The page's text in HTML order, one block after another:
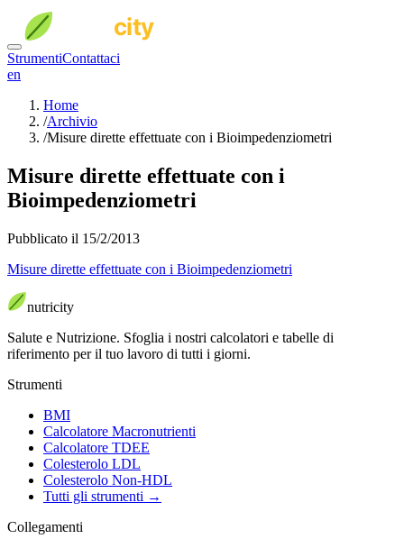
StrumentiContattaci
en
Home
/Archivio
/Misure dirette effettuate con i Bioimpedenziometri
Misure dirette effettuate con i
Bioimpedenziometri
Pubblicato il 15/2/2013
Misure dirette effettuate con i Bioimpedenziometri
nutricity
Salute e Nutrizione. Sfoglia i nostri calcolatori e tabelle di
riferimento per il tuo lavoro di tutti i giorni.
Strumenti
BMI
Calcolatore Macronutrienti
Calcolatore TDEE
Colesterolo LDL
Colesterolo Non-HDL
Tutti gli strumenti →
Collegamenti